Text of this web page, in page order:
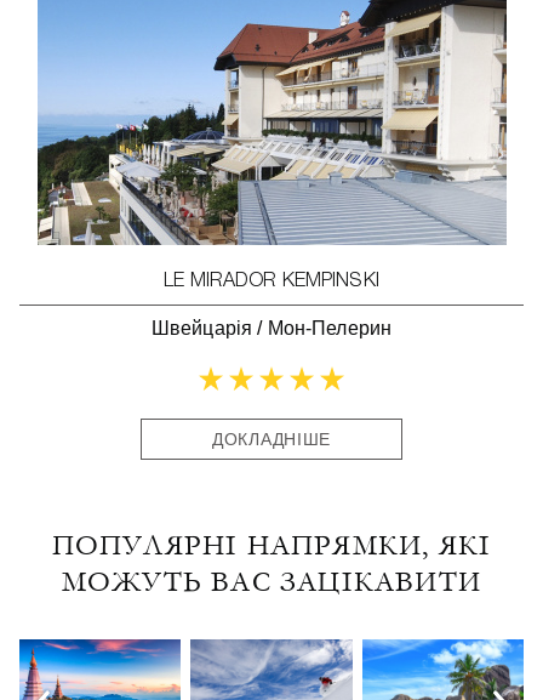
LE MIRADOR KEMPINSKI
Швейцарія / Мон-Пелерин
ДОКЛАДНІШЕ
ПОПУЛЯРНІ НАПРЯМКИ, ЯКІ
МОЖУТЬ ВАС ЗАЦІКАВИТИ